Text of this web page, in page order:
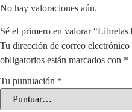
No hay valoraciones aún.
Sé el primero en valorar
Tu dirección de correo electrónico
obligatorios están marcados con *
Tu puntuación *